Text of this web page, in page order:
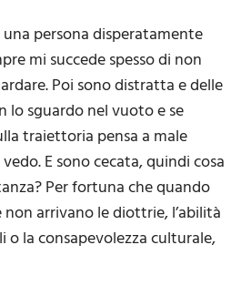
persona disperatamente
mi succede spesso di non
Poi sono distratta e delle
lo sguardo nel vuoto e se
traiettoria pensa a male
E sono cecata, quindi cosa
Per fortuna che quando
arrivano le diottrie, l’abilità
o la consapevolezza culturale,